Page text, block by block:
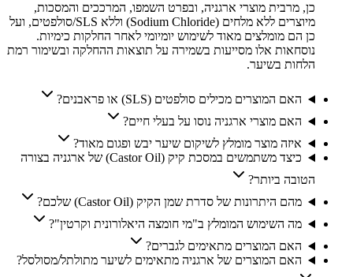
כן, מרבית מוצרי ארגניה, ובפרט השמפו, המרככים והמסכות,
מיוצרים ללא מלחים (Sodium Chloride) וללא SLS/סולפטים, ועל
כן הם מומלצים מאוד לשימוש יומיומי לאחר החלקות כימיות.
נוסחאות אלו מסייעות בשמירה על תוצאות ההחלקה ובשימור רמת
הלחות בשיער.
האם המוצרים מכילים סולפטים (SLS) או פראבנים?
האם מוצרי ארגניה נוסו על בעלי חיים?
איזה מוצר מומלץ לשיקום שיער יבש ופגום מאוד?
כיצד משתמשים במסכת קיק (Castor Oil) של ארגניה בצורה
הטובה ביותר?
מהם היתרונות של סדרת שמן הקיק (Castor Oil) שלכם?
מה השימוש המומלץ ב"מי חומצה היאלורונית וקרטין"?
האם המוצרים מתאימים לגברים?
האם המוצרים של ארגניה מתאימים לשיער מתולתל/מסולסל?